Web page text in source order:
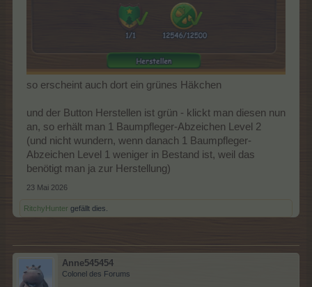
so erscheint auch dort ein grünes Häkchen
und der Button Herstellen ist grün - klickt man diesen nun
an, so erhält man 1 Baumpfleger-Abzeichen Level 2
(und nicht wundern, wenn danach 1 Baumpfleger-
Abzeichen Level 1 weniger in Bestand ist, weil das
benötigt man ja zur Herstellung)
23 Mai 2026
RitchyHunter gefällt dies.
Anne545454
Colonel des Forums